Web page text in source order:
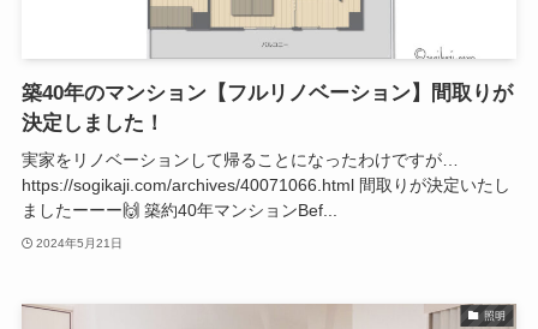
築40年のマンション【フルリノベーション】間取りが
決定しました！
実家をリノベーションして帰ることになったわけですが…
https://sogikaji.com/archives/40071066.html 間取りが決定いたし
ましたーーー🙌 築約40年マンションBef...
2024年5月21日
照明